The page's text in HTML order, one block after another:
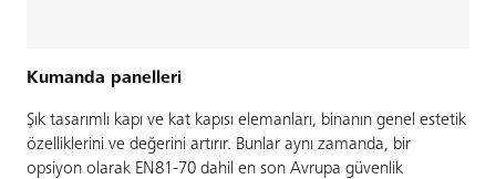
Kumanda panelleri
Şık tasarımlı kapı ve kat kapısı elemanları, binanın genel estetik
özelliklerini ve değerini artırır. Bunlar aynı zamanda, bir
opsiyon olarak EN81-70 dahil en son Avrupa güvenlik